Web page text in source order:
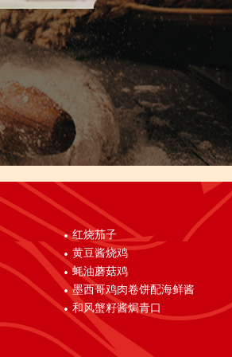
红烧茄子
黄豆酱烧鸡
蚝油蘑菇鸡
墨西哥鸡肉卷饼配海鲜酱
和风蟹籽酱焗青口